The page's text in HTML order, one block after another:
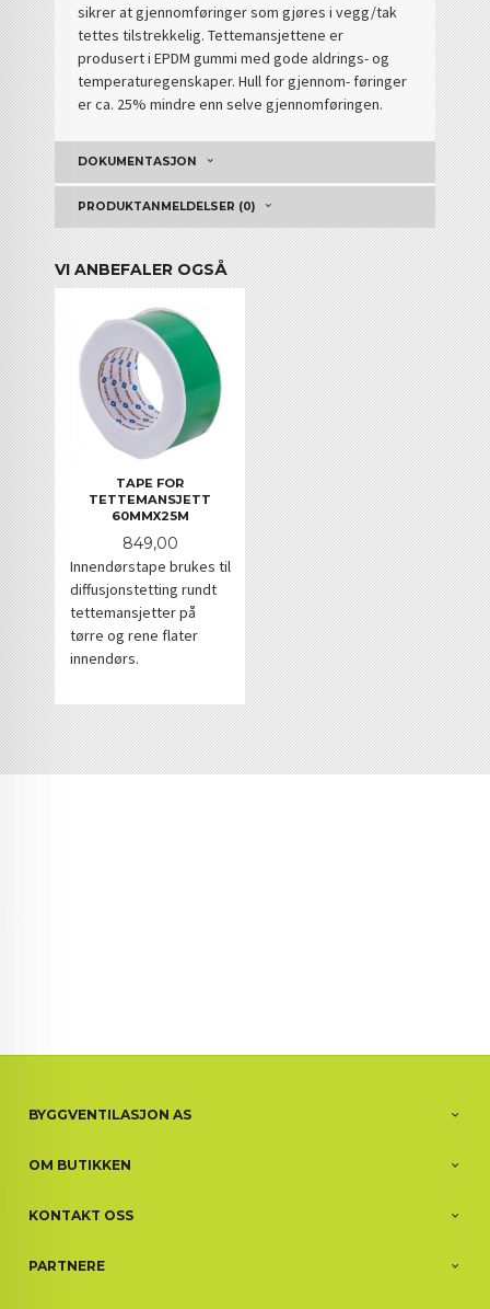
sikrer at gjennomføringer som gjøres i vegg/tak
tettes tilstrekkelig. Tettemansjettene er
produsert i EPDM gummi med gode aldrings- og
temperaturegenskaper. Hull for gjennom- føringer
er ca. 25% mindre enn selve gjennomføringen.
DOKUMENTASJON
PRODUKTANMELDELSER (0)
VI ANBEFALER OGSÅ
TAPE FOR
TETTEMANSJETT
60MMX25M
Pris
849,00
Innendørstape brukes til
diffusjonstetting rundt
tettemansjetter på
tørre og rene flater
innendørs.
BYGGVENTILASJON AS
OM BUTIKKEN
KONTAKT OSS
PARTNERE